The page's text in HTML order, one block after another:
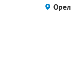
Орел